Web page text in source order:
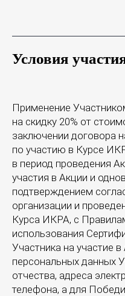
Условия
Применение
на скидку 20% от
заключении договора
по участию в Курсе
в период проведения
участия в Акции и
подтверждением
организации и
Курса ИКРА, с
использования
Участника на участие
персональных данных
отчества, адреса
телефона, а для